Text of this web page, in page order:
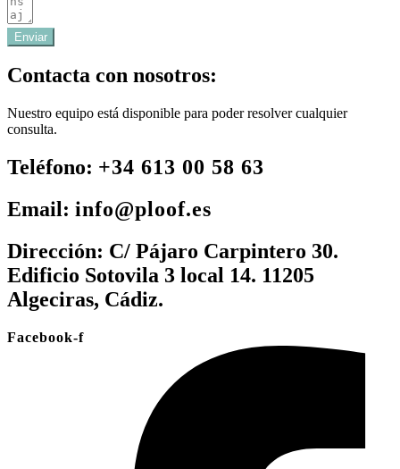
Enviar
Contacta con nosotros:
Nuestro equipo está disponible para poder resolver cualquier
consulta.
Teléfono: +34 613 00 58 63
Email: info@ploof.es
Dirección: C/ Pájaro Carpintero 30.
Edificio Sotovila 3 local 14. 11205
Algeciras, Cádiz.
Facebook-f